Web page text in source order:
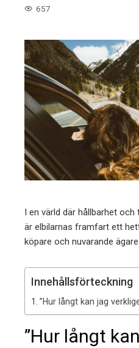
657
I en värld där hållbarhet och
är elbilarnas framfart ett
köpare och nuvarande
Innehållsförteckning
”Hur långt kan jag
”Hur långt